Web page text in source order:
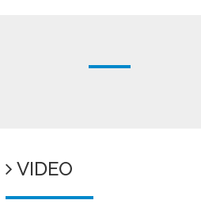
VIDEO